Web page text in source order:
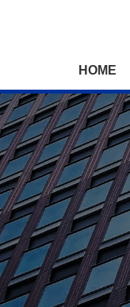
HOME